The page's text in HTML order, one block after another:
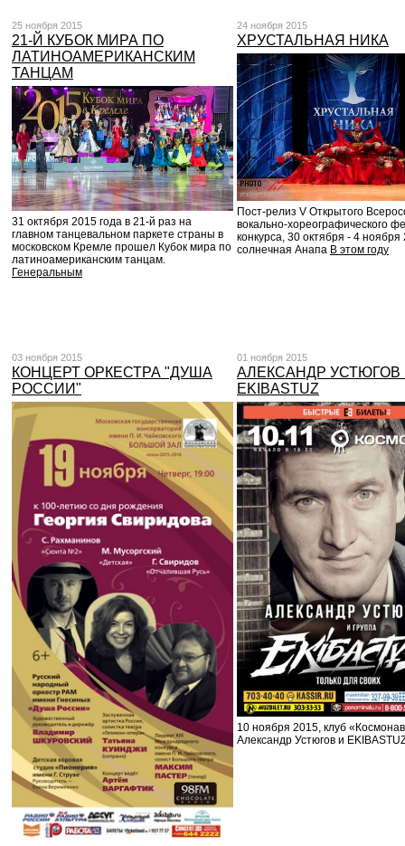
25 ноября 2015
21-Й КУБОК МИРА ПО
ЛАТИНОАМЕРИКАНСКИМ
ТАНЦАМ
31 октября 2015 года в 21-й раз на
главном танцевальном паркете страны в
московском Кремле прошел Кубок мира по
латиноамериканским танцам.
Генеральным
24 ноября 2015
ХРУСТАЛЬНАЯ НИКА
Пост-релиз V Открытого
вокально-хореографического
конкурса, 30 октября - 4 ноября
солнечная Анапа В этом году
03 ноября 2015
КОНЦЕРТ ОРКЕСТРА "ДУША
РОССИИ"
01 ноября 2015
АЛЕКСАНДР УСТЮГОВ
EKIBASTUZ
10 ноября 2015, клуб
Александр Устюгов и